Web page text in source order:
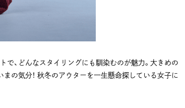
、どんなスタイリングにも馴染むのが魅力。大きめの
の気分！ 秋冬のアウターを一生懸命探している女子に